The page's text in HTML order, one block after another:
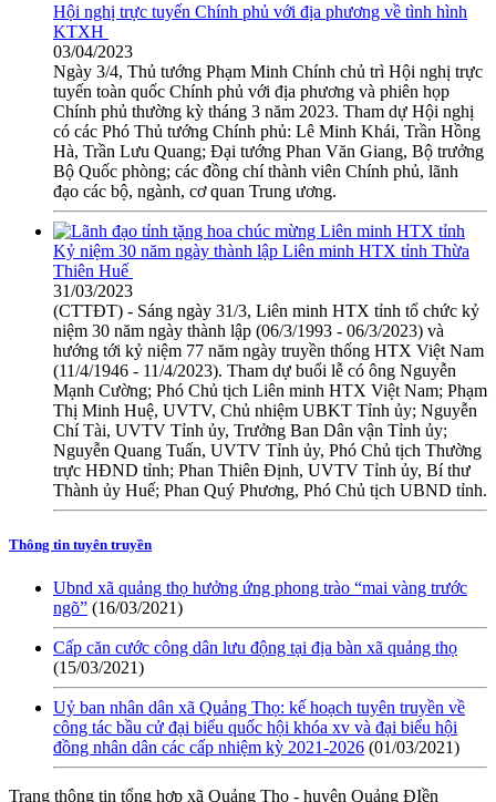
Hội nghị trực tuyến Chính phủ với địa phương về tình hình
KTXH
03/04/2023
Ngày 3/4, Thủ tướng Phạm Minh Chính chủ trì Hội nghị trực
tuyến toàn quốc Chính phủ với địa phương và phiên họp
Chính phủ thường kỳ tháng 3 năm 2023. Tham dự Hội nghị
có các Phó Thủ tướng Chính phủ: Lê Minh Khái, Trần Hồng
Hà, Trần Lưu Quang; Đại tướng Phan Văn Giang, Bộ trưởng
Bộ Quốc phòng; các đồng chí thành viên Chính phủ, lãnh
đạo các bộ, ngành, cơ quan Trung ương.
Kỷ niệm 30 năm ngày thành lập Liên minh HTX tỉnh Thừa
Thiên Huế
31/03/2023
(CTTĐT) - Sáng ngày 31/3, Liên minh HTX tỉnh tổ chức kỷ
niệm 30 năm ngày thành lập (06/3/1993 - 06/3/2023) và
hướng tới kỷ niệm 77 năm ngày truyền thống HTX Việt Nam
(11/4/1946 - 11/4/2023). Tham dự buổi lễ có ông Nguyễn
Mạnh Cường; Phó Chủ tịch Liên minh HTX Việt Nam; Phạm
Thị Minh Huệ, UVTV, Chủ nhiệm UBKT Tỉnh ủy; Nguyễn
Chí Tài, UVTV Tỉnh ủy, Trưởng Ban Dân vận Tỉnh ủy;
Nguyễn Quang Tuấn, UVTV Tỉnh ủy, Phó Chủ tịch Thường
trực HĐND tỉnh; Phan Thiên Định, UVTV Tỉnh ủy, Bí thư
Thành ủy Huế; Phan Quý Phương, Phó Chủ tịch UBND tỉnh.
Thông tin tuyên truyền
Ubnd xã quảng thọ hưởng ứng phong trào “mai vàng trước
ngõ” (16/03/2021)
Cấp căn cước công dân lưu động tại địa bàn xã quảng thọ
(15/03/2021)
Uỷ ban nhân dân xã Quảng Thọ: kế hoạch tuyên truyền về
công tác bầu cử đại biểu quốc hội khóa xv và đại biểu hội
đồng nhân dân các cấp nhiệm kỳ 2021-2026 (01/03/2021)
Trang thông tin tổng hợp xã Quảng Thọ - huyện Quảng ĐIền